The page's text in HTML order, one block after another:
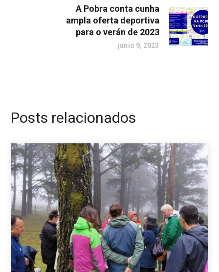
A Pobra conta cunha
ampla oferta deportiva
para o verán de 2023
junio 9, 2023
Posts relacionados